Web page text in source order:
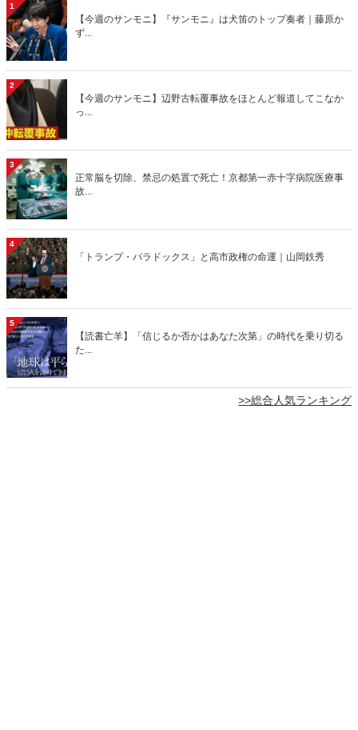
1
【今週のサンモニ】『サンモニ』は犬笛のトップ奏者｜藤原か
ず...
2
【今週のサンモニ】辺野古転覆事故をほとんど報道してこなか
っ...
3
正常脳を切除、禁忌の処置で死亡！京都第一赤十字病院医療事
故...
4
「トランプ・パラドックス」と高市政権の命運｜山岡鉄秀
5
【読書亡羊】「信じるか否かはあなた次第」の時代を乗り切る
た...
>>総合人気ランキング